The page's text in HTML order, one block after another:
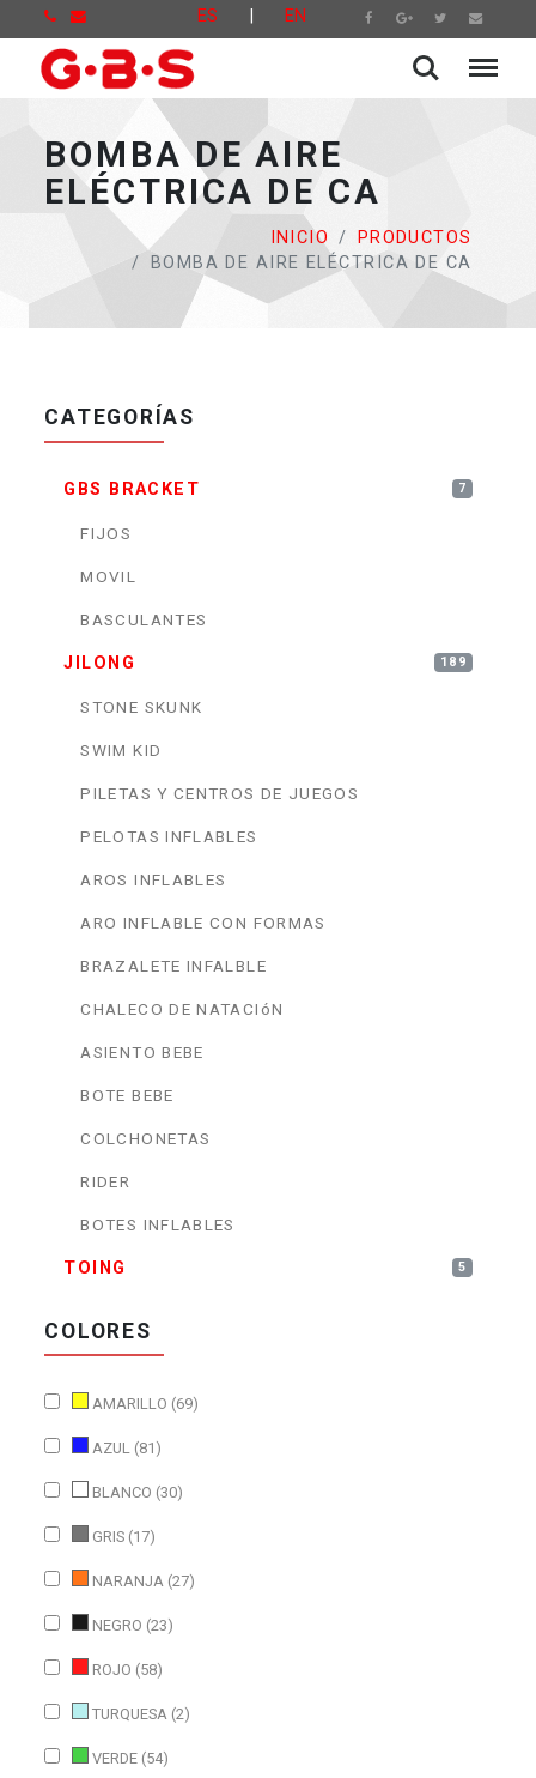
ES EN
BOMBA DE AIRE
ELÉCTRICA DE CA
INICIO
PRODUCTOS
BOMBA DE AIRE ELÉCTRICA DE CA
CATEGORÍAS
GBS BRACKET 7
FIJOS
MOVIL
BASCULANTES
JILONG 189
STONE SKUNK
SWIM KID
PILETAS Y CENTROS DE JUEGOS
PELOTAS INFLABLES
AROS INFLABLES
ARO INFLABLE CON FORMAS
BRAZALETE INFALBLE
CHALECO DE NATACIóN
ASIENTO BEBE
BOTE BEBE
COLCHONETAS
RIDER
BOTES INFLABLES
TOING 5
COLORES
AMARILLO (69)
AZUL (81)
BLANCO (30)
GRIS (17)
NARANJA (27)
NEGRO (23)
ROJO (58)
TURQUESA (2)
VERDE (54)